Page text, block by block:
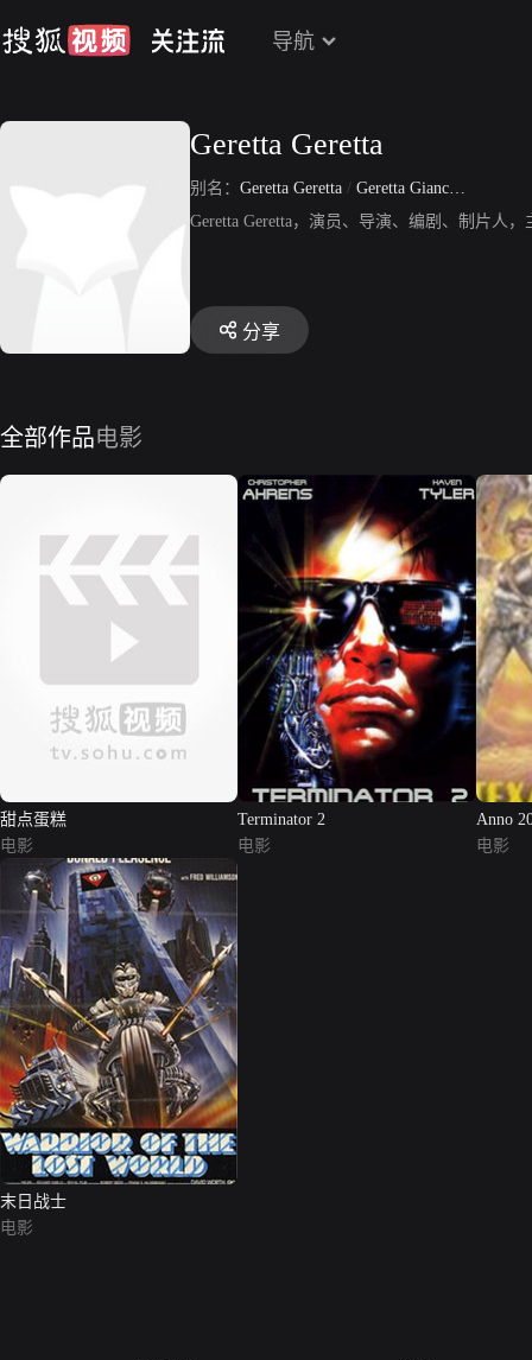
导航
Geretta Geretta
别名： Geretta Geretta / Geretta Giancarlo Field
Geretta Geretta，演员、导演、编剧、制片人
分享
全部作品电影
甜点蛋糕
电影
Terminator 2
电影
Anno
电影
末日战士
电影